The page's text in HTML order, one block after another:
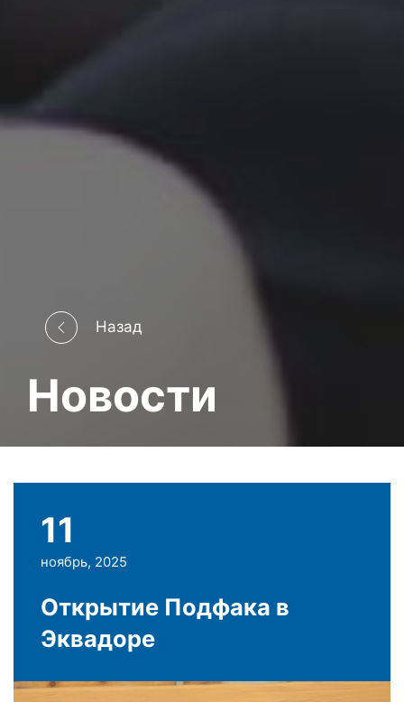
Назад
Новости
11
ноябрь, 2025
Открытие Подфака в
Эквадоре